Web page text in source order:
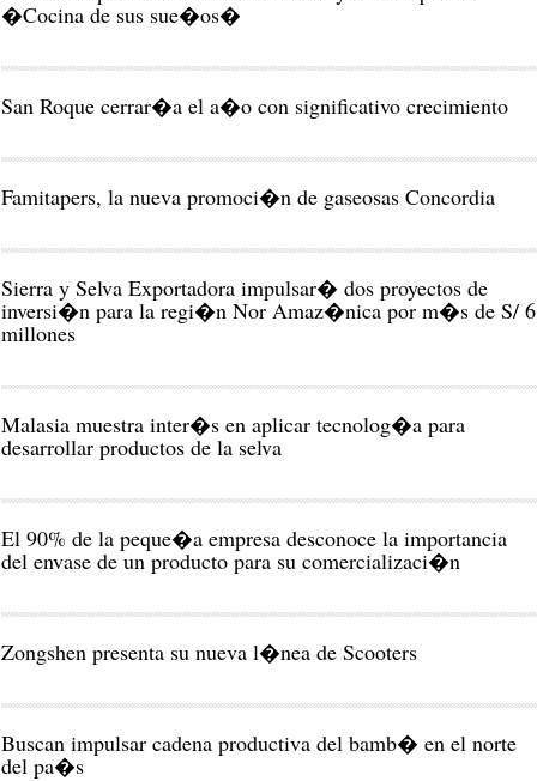
�Cocina de sus sue�os�
San Roque cerrar�a el a�o con significativo crecimiento
Famitapers, la nueva promoci�n de gaseosas Concordia
Sierra y Selva Exportadora impulsar� dos proyectos de
inversi�n para la regi�n Nor Amaz�nica por m�s de S/ 6
millones
Malasia muestra inter�s en aplicar tecnolog�a para
desarrollar productos de la selva
El 90% de la peque�a empresa desconoce la importancia
del envase de un producto para su comercializaci�n
Zongshen presenta su nueva l�nea de Scooters
Buscan impulsar cadena productiva del bamb� en el norte
del pa�s